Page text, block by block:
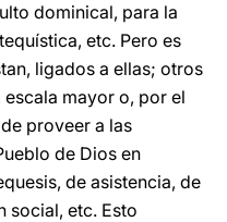
dominical, para la
etc. Pero es
ligados a ellas; otros
mayor o, por el
proveer a las
de Dios en
de asistencia, de
social, etc. Esto